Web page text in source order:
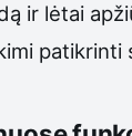
ir lėtai
patikrinti